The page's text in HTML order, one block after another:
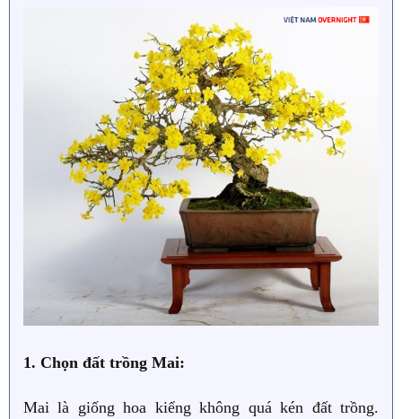
1. Chọn đất trồng Mai:
Mai là giống hoa kiểng không quá kén đất trồng.